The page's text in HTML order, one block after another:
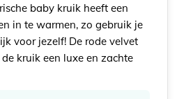
baby kruik heeft een
in te warmen, zo gebruik je
voor jezelf! De rode velvet
kruik een luxe en zachte